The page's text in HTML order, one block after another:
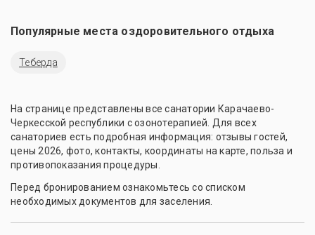
Популярные места оздоровительного отдыха
Теберда
На странице представлены все санатории Карачаево-
Черкесской республики с озонотерапией. Для всех
санаториев есть подробная информация: отзывы гостей,
цены 2026, фото, контакты, координаты на карте, польза и
противопоказания процедуры.
Перед бронированием ознакомьтесь со списком
необходимых документов для заселения.